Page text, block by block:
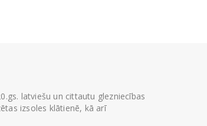
latviešu un cittautu glezniecības
izsoles klātienē, kā arī